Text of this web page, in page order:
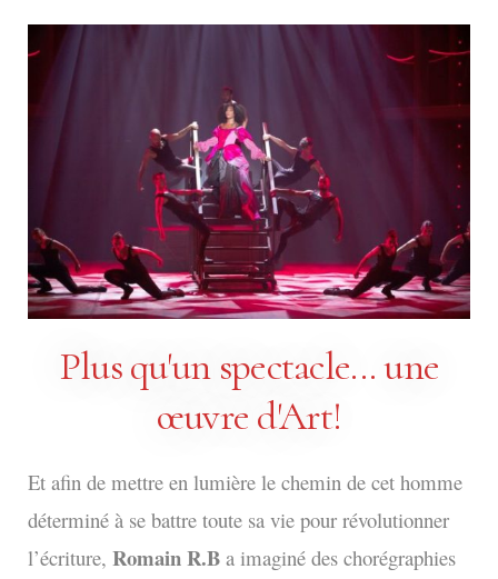
Plus qu'un spectacle... une
œuvre d'Art!
Et afin de mettre en lumière le chemin de cet homme
déterminé à se battre toute sa vie pour révolutionner
l’écriture, Romain R.B a imaginé des chorégraphies